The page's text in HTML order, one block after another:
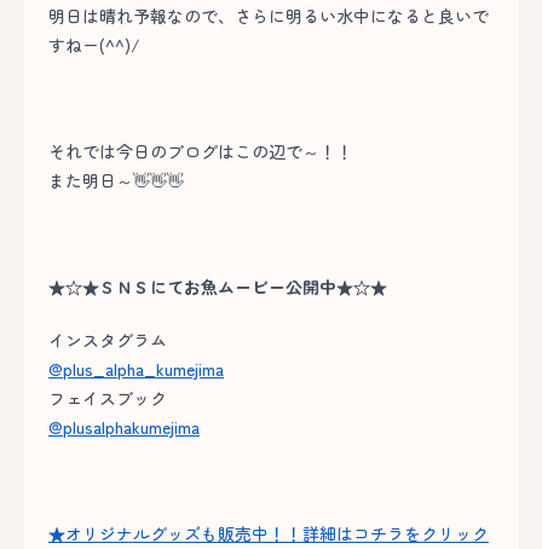
明日は晴れ予報なので、さらに明るい水中になると良いで
すねー(^^)/
それでは今日のブログはこの辺で～！！
また明日～👋👋👋
★☆★ＳＮＳにてお魚ムービー公開中★☆★
インスタグラム
@plus_alpha_kumejima
フェイスブック
@plusalphakumejima
★オリジナルグッズも販売中！！詳細はコチラをクリック